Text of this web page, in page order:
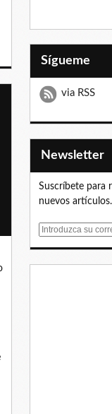
Sígueme
via RSS
Newsletter
Suscríbete para
nuevos artículos.
E